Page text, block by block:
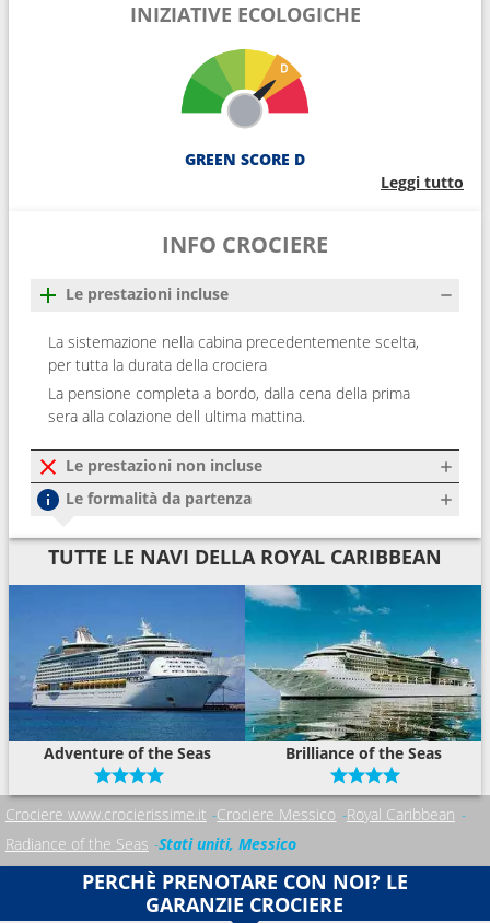
INIZIATIVE ECOLOGICHE
GREEN SCORE D
Leggi tutto
INFO CROCIERE
Le prestazioni incluse
La sistemazione nella cabina precedentemente scelta,
per tutta la durata della crociera
La pensione completa a bordo, dalla cena della prima
sera alla colazione dell ultima mattina.
Le prestazioni non incluse
Le formalità da partenza
TUTTE LE NAVI DELLA ROYAL CARIBBEAN
Adventure of the Seas Brilliance of the Seas
Crociere www.crocierissime.it Crociere Messico Royal Caribbean
Radiance of the Seas Stati uniti, Messico
PERCHÈ PRENOTARE CON NOI? LE
GARANZIE CROCIERE